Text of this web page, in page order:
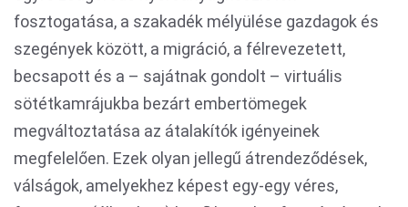
fosztogatása, a szakadék mélyülése gazdagok és
szegények között, a migráció, a félrevezetett,
becsapott és a – sajátnak gondolt – virtuális
sötétkamrájukba bezárt embertömegek
megváltoztatása az átalakítók igényeinek
megfelelően. Ezek olyan jellegű átrendeződések,
válságok, amelyekhez képest egy-egy véres,